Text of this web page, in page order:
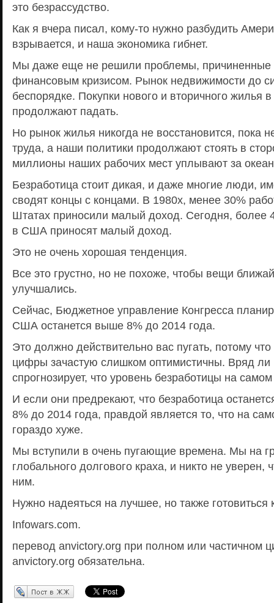
это безрассудство.
Как я вчера писал, кому-то нужно разбудить
взрывается, и наша экономика гибнет.
Мы даже еще не решили проблемы,
финансовым кризисом. Рынок недвижимости до
беспорядке. Покупки нового и вторичного жилья
продолжают падать.
Но рынок жилья никогда не восстановится, пока
труда, а наши политики продолжают стоять в
миллионы наших рабочих мест уплывают за
Безработица стоит дикая, и даже многие люди,
сводят концы с концами. В 1980х, менее 30%
Штатах приносили малый доход. Сегодня, более
в США приносят малый доход.
Это не очень хорошая тенденция.
Все это грустно, но не похоже, чтобы вещи
улучшались.
Сейчас, Бюджетное управление Конгресса
США останется выше 8% до 2014 года.
Это должно действительно вас пугать, потому
цифры зачастую слишком оптимистичны. Вряд ли
спрогнозирует, что уровень безработицы на
И если они предрекают, что безработица
8% до 2014 года, правдой является то, что на
гораздо хуже.
Мы вступили в очень пугающие времена. Мы на
глобального долгового краха, и никто не уверен,
ним.
Нужно надеяться на лучшее, но также готовиться
Infowars.com.
перевод anvictory.org при полном или частичном
anvictory.org обязательна.
Перепост в ЖЖ